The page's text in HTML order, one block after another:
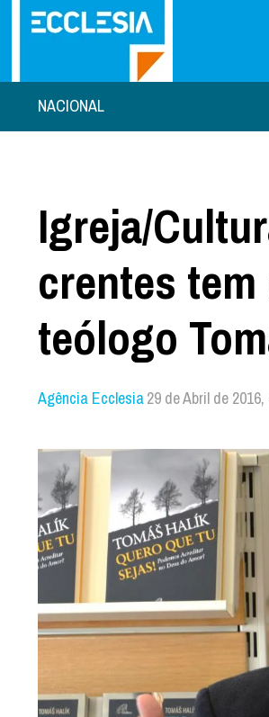
NACIONAL
Igreja/
crentes
teólogo
Agência Ecclesia29 de Abril de